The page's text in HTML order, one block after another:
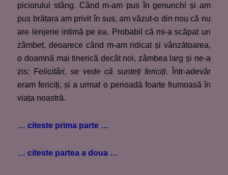
piciorului stâng. Când m-am pus în genunchi și am
pus brățara am privit în sus, am văzut-o din nou că nu
are lenjerie intimă pe ea. Probabil că mi-a scăpat un
zâmbet, deoarece când m-am ridicat și vânzătoarea,
o doamnă mai tinerică decât noi, zâmbea larg și ne-a
zis: Felicitări, se vede că sunteți fericiți.
Într-adevăr
eram fericiți, și a urmat o perioadă foarte frumoasă în
viața noastră.
… citeste prima parte …
… citeste partea a doua …